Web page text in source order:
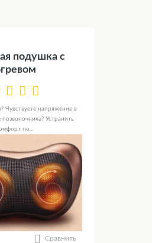
подушка с
Чувствуете напряжение в
Устранить
по...
Сравнить